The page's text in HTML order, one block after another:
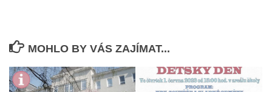
MOHLO BY VÁS ZAJÍMAT...